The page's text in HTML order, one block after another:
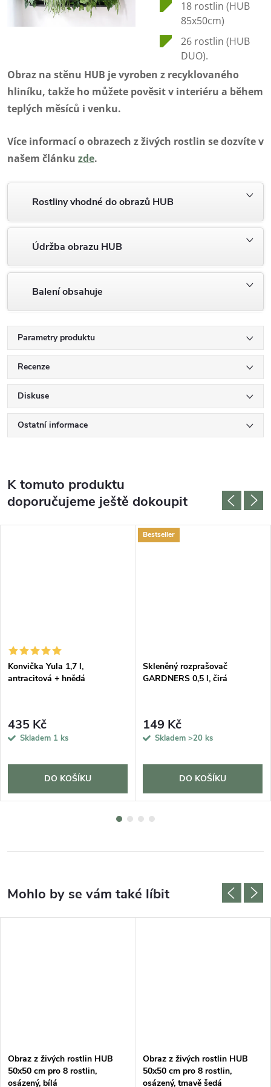
18 rostlin (HUB
85x50cm)
26 rostlin (HUB
DUO).
Obraz na stěnu HUB je vyroben z recyklovaného
hliníku, takže ho můžete pověsit v interiéru a během
teplých měsíců i venku.
Více informací o obrazech z živých rostlin se dozvíte v
našem článku zde.
Rostliny vhodné do obrazů HUB
Údržba obrazu HUB
Balení obsahuje
Parametry produktu
Recenze
Diskuse
Ostatní informace
K tomuto produktu
doporučujeme ještě dokoupit
Konvička Yula 1,7 l,
antracitová + hnědá
435 Kč
Skladem 1 ks
DO KOŠÍKU
Bestseller
Skleněný rozprašovač
GARDNERS 0,5 l, čirá
149 Kč
Skladem >20 ks
DO KOŠÍKU
Obraz z živých rostlin HUB
50x50 cm pro 8 rostlin,
osázený, bílá
Obraz z živých rostlin HUB
50x50 cm pro 8 rostlin,
osázený, tmavě šedá